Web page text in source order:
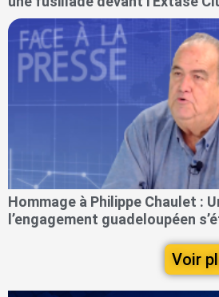
Hommage à Philippe Chaulet :
l’engagement guadeloupéen
Voir